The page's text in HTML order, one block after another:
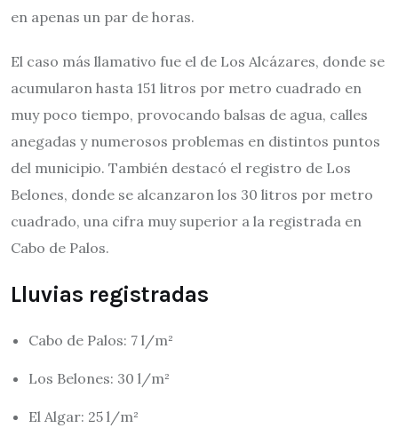
en apenas un par de horas.
El caso más llamativo fue el de Los Alcázares, donde se
acumularon hasta 151 litros por metro cuadrado en
muy poco tiempo, provocando balsas de agua, calles
anegadas y numerosos problemas en distintos puntos
del municipio. También destacó el registro de Los
Belones, donde se alcanzaron los 30 litros por metro
cuadrado, una cifra muy superior a la registrada en
Cabo de Palos.
Lluvias registradas
Cabo de Palos: 7 l/m²
Los Belones: 30 l/m²
El Algar: 25 l/m²